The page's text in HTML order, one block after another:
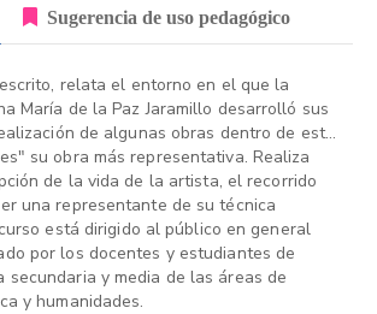
Sugerencia de uso pedagógico
relata el entorno en el que la
María de la Paz Jaramillo desarrolló sus
de algunas obras dentro de estas
su obra más representativa. Realiza
de la vida de la artista, el recorrido
una representante de su técnica
está dirigido al público en general
por los docentes y estudiantes de
secundaria y media de las áreas de
y humanidades.